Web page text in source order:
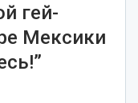
гей-
Мексики